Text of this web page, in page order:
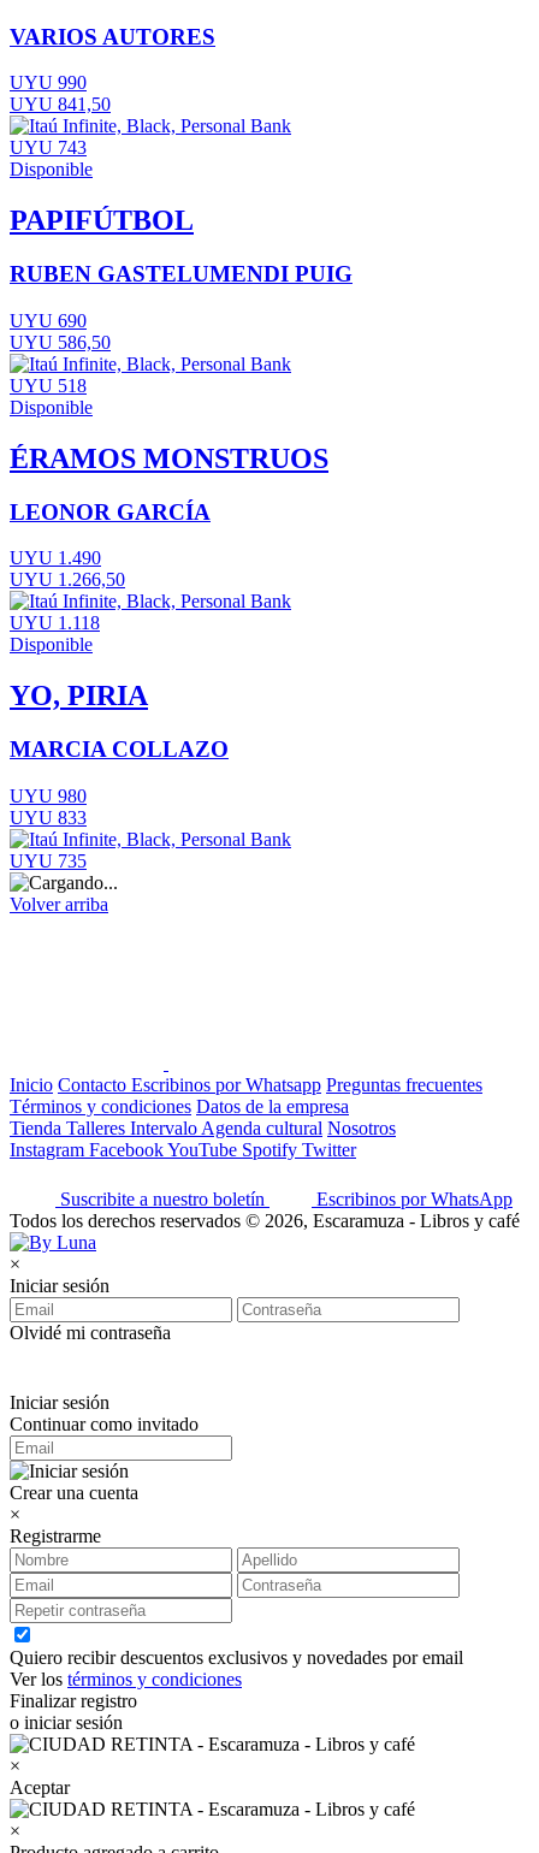
VARIOS AUTORES
UYU 990
UYU 841,50
UYU 743
Disponible
PAPIFÚTBOL
RUBEN GASTELUMENDI PUIG
UYU 690
UYU 586,50
UYU 518
Disponible
ÉRAMOS MONSTRUOS
LEONOR GARCÍA
UYU 1.490
UYU 1.266,50
UYU 1.118
Disponible
YO, PIRIA
MARCIA COLLAZO
UYU 980
UYU 833
UYU 735
Volver arriba
Inicio Contacto Escribinos por Whatsapp Preguntas frecuentes
Términos y condiciones Datos de la empresa
Tienda Talleres Intervalo Agenda cultural Nosotros
Instagram FacebookYouTube Spotify Twitter
Suscribite a nuestro boletín
Escribinos por WhatsApp
Todos los derechos reservados © 2026, Escaramuza - Libros y café
×
Iniciar sesión
Olvidé mi contraseña
Iniciar sesión
Continuar como invitado
Crear una cuenta
×
Registrarme
Quiero recibir descuentos exclusivos y novedades por email
Ver los términos y condiciones
Finalizar registro
o iniciar sesión
×
Aceptar
×